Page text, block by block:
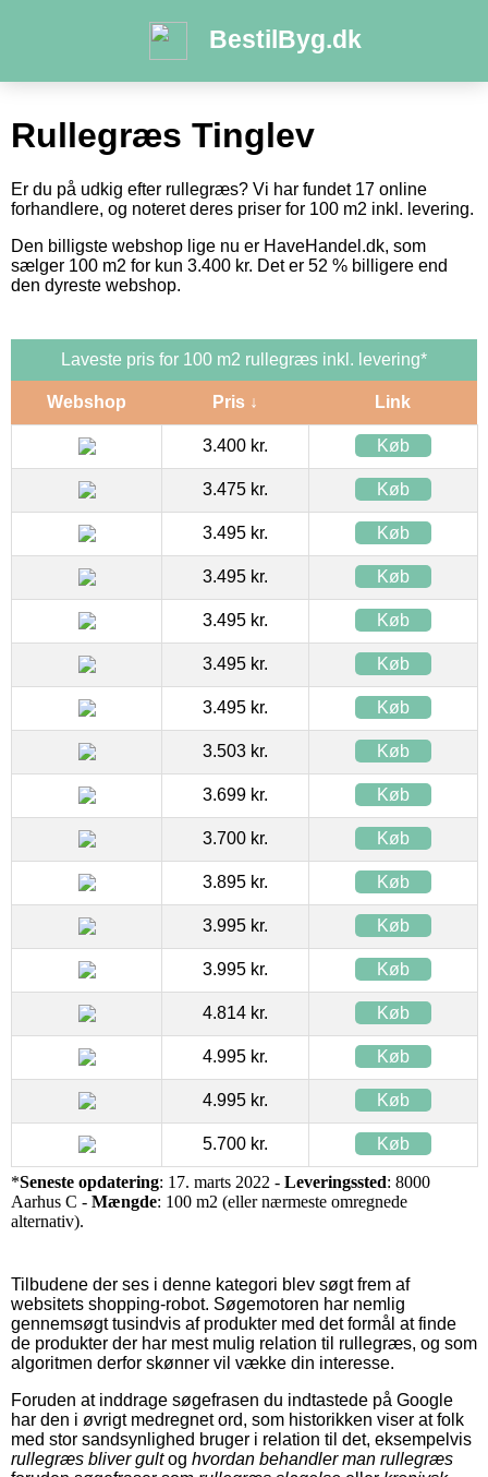
BestilByg.dk
Rullegræs Tinglev
Er du på udkig efter rullegræs? Vi har fundet 17 online
forhandlere, og noteret deres priser for 100 m2 inkl. levering.
Den billigste webshop lige nu er HaveHandel.dk, som
sælger 100 m2 for kun 3.400 kr. Det er 52 % billigere end
den dyreste webshop.
Laveste pris for 100 m2 rullegræs inkl. levering*
Webshop Pris ↓ Link
3.400 kr. Køb
3.475 kr. Køb
3.495 kr. Køb
3.495 kr. Køb
3.495 kr. Køb
3.495 kr. Køb
3.495 kr. Køb
3.503 kr. Køb
3.699 kr. Køb
3.700 kr. Køb
3.895 kr. Køb
3.995 kr. Køb
3.995 kr. Køb
4.814 kr. Køb
4.995 kr. Køb
4.995 kr. Køb
5.700 kr. Køb
*Seneste opdatering: 17. marts 2022 - Leveringssted: 8000
Aarhus C - Mængde: 100 m2 (eller nærmeste omregnede
alternativ).
Tilbudene der ses i denne kategori blev søgt frem af
websitets shopping-robot. Søgemotoren har nemlig
gennemsøgt tusindvis af produkter med det formål at finde
de produkter der har mest mulig relation til rullegræs, og som
algoritmen derfor skønner vil vække din interesse.
Foruden at inddrage søgefrasen du indtastede på Google
har den i øvrigt medregnet ord, som historikken viser at folk
med stor sandsynlighed bruger i relation til det, eksempelvis
rullegræs bliver gultog hvordan behandler man rullegræs